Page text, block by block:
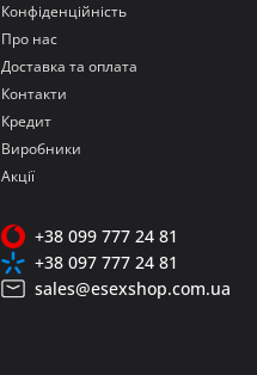
Конфіденційність
Про нас
Доставка та оплата
Контакти
Кредит
Виробники
Акції
+38 099 777 24 81
+38 097 777 24 81
sales@esexshop.com.ua